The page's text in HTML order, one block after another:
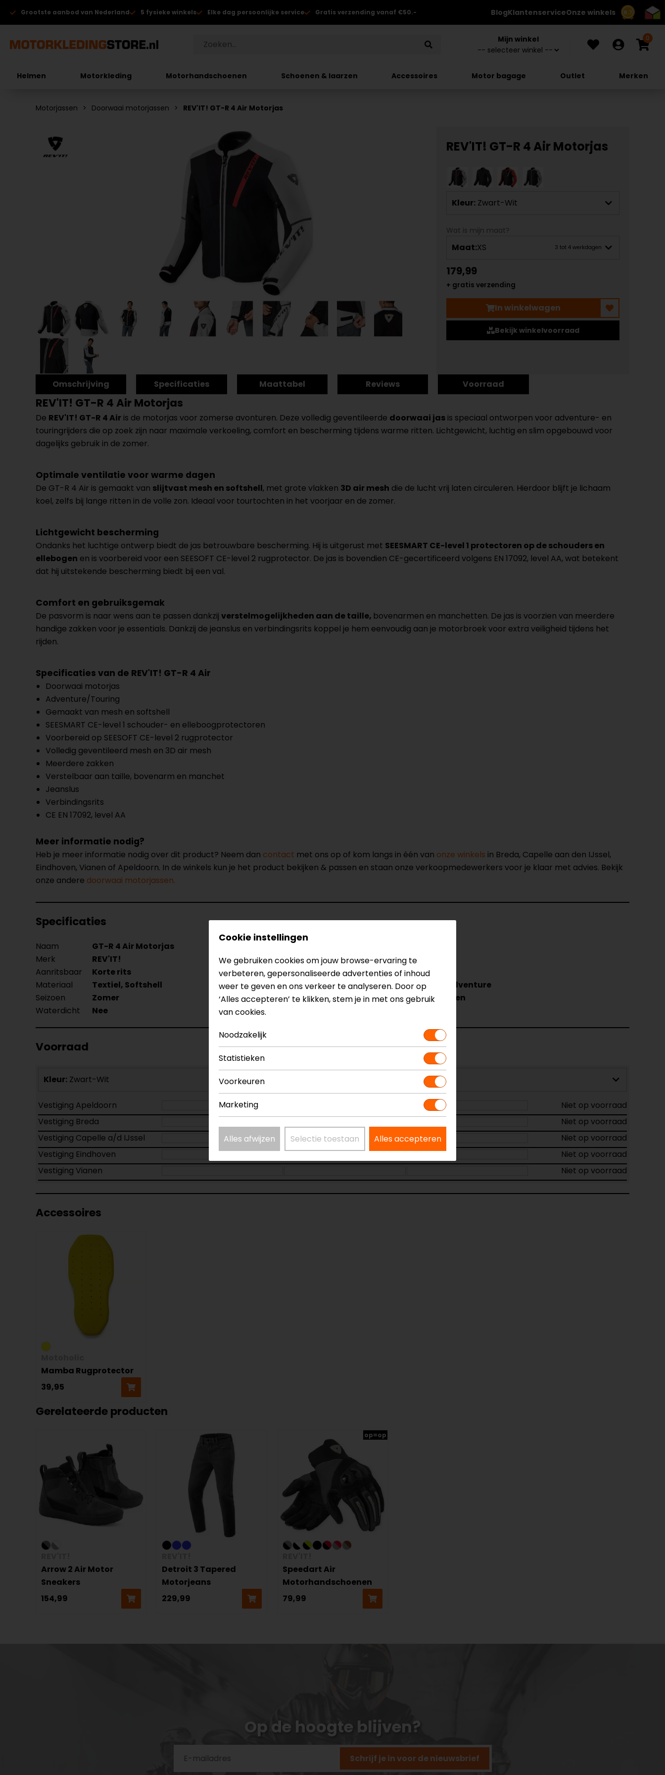
8.7
Grootste aanbod van Nederland 5 fysieke winkels Elke dag persoonlijke service Gratis verzending vanaf €50.- BlogKlantenserviceOnze winkels
Mijn winkel 0
Helmen Motorkleding Motorhandschoenen Schoenen & laarzen Accessoires Motor bagage Outlet Merken
Motorjassen Doorwaai motorjassen REV'IT! GT-R 4 Air Motorjas
REV'IT! GT-R 4 Air Motorjas
Kleur: Zwart-Wit
Wat is mijn maat?
Maat:XS 3 tot 4 werkdagen
179,99
+ gratis verzending
In winkelwagen
Bekijk winkelvoorraad
Omschrijving Specificaties Maattabel Reviews Voorraad
REV'IT! GT-R 4 Air Motorjas
De REV'IT! GT-R 4 Air is de motorjas voor zomerse avonturen. Deze volledig geventileerde doorwaai jas is speciaal ontworpen voor adventure- en
touringrijders die op zoek zijn naar maximale verkoeling, comfort en bescherming tijdens warme ritten. Lichtgewicht, luchtig en slim opgebouwd voor
dagelijks gebruik in de zomer.
Optimale ventilatie voor warme dagen
De GT-R 4 Air is gemaakt van slijtvast mesh en softshell, met grote vlakken 3D air mesh die de lucht vrij laten circuleren. Hierdoor blijft je lichaam
koel, zelfs bij lange ritten in de volle zon. Ideaal voor tourtochten in het voorjaar en de zomer.
Lichtgewicht bescherming
Ondanks het luchtige ontwerp biedt de jas betrouwbare bescherming. Hij is uitgerust met SEESMART CE-level 1 protectoren op de schouders en
ellebogen en is voorbereid voor een SEESOFT CE-level 2 rugprotector. De jas is bovendien CE-gecertificeerd volgens EN 17092, level AA, wat betekent
dat hij uitstekende bescherming biedt bij een val.
Comfort en gebruiksgemak
De pasvorm is naar wens aan te passen dankzij verstelmogelijkheden aan de taille, bovenarmen en manchetten. De jas is voorzien van meerdere
handige zakken voor je essentials. Dankzij de jeanslus en verbindingsrits koppel je hem eenvoudig aan je motorbroek voor extra veiligheid tijdens het
rijden.
Specificaties van de REV'IT! GT-R 4 Air
Doorwaai motorjas
Adventure/Touring
Gemaakt van mesh en softshell
SEESMART CE-level 1 schouder- en elleboogprotectoren
Voorbereid op SEESOFT CE-level 2 rugprotector
Volledig geventileerd mesh en 3D air mesh
Meerdere zakken
Verstelbaar aan taille, bovenarm en manchet
Jeanslus
Verbindingsrits
CE EN 17092, level AA
Meer informatie nodig?
Heb je meer informatie nodig over dit product? Neem dan contact met ons op of kom langs in één van onze winkels in Breda, Capelle aan den IJssel,
Eindhoven, Vianen of Apeldoorn. In de winkels kun je het product bekijken & passen en staan onze verkoopmedewerkers voor je klaar met advies. Bekijk
onze andere doorwaai motorjassen.
Specificaties
Naam GT-R 4 Air Motorjas
Merk
REV'IT! Kleur
Zwart-Wit
Aanritsbaar
Korte rits Certificeringsklasse
AA
Materiaal
Textiel, Softshell Rijstijl
Touring, Adventure
Seizoen
Zomer Ventilatie
Meshpanelen
Waterdicht
Nee
Voorraad
Kleur: Zwart-Wit
Vestiging Apeldoorn
Niet op voorraad
Vestiging Breda
Niet op voorraad
Vestiging Capelle a/d IJssel
Niet op voorraad
Vestiging Eindhoven
Niet op voorraad
Vestiging Vianen
Niet op voorraad
Accessoires
Mamba Rugprotector
39,95
Gerelateerde producten
Arrow 2 Air Motor
Sneakers
154,99
Detroit 3 Tapered
Motorjeans
229,99
op=op
Speedart Air
Motorhandschoenen
79,99
Op de hoogte blijven?
Schrijf je in voor de nieuwsbrief
Cookie instellingen
We gebruiken cookies om jouw browse-ervaring te
verbeteren, gepersonaliseerde advertenties of inhoud
weer te geven en ons verkeer te analyseren. Door op
‘Alles accepteren’ te klikken, stem je in met ons gebruik
van cookies.
Noodzakelijk
Statistieken
Voorkeuren
Marketing
Alles afwijzen Selectie toestaan Alles accepteren